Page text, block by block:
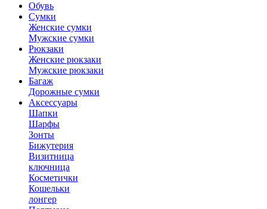
Обувь
Сумки
Женские сумки
Мужские сумки
Рюкзаки
Женские рюкзаки
Мужские рюкзаки
Багаж
Дорожные сумки
Аксессуары
Шапки
Шарфы
Зонты
Бижутерия
Визитница
ключница
Косметички
Кошельки
лонгер